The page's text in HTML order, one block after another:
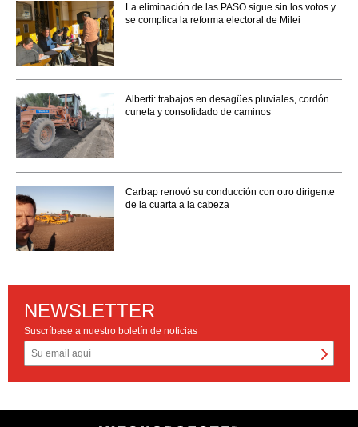
La eliminación de las PASO sigue sin los votos y
se complica la reforma electoral de Milei
Alberti: trabajos en desagües pluviales, cordón
cuneta y consolidado de caminos
Carbap renovó su conducción con otro dirigente
de la cuarta a la cabeza
NEWSLETTER
Suscríbase a nuestro boletín de noticias